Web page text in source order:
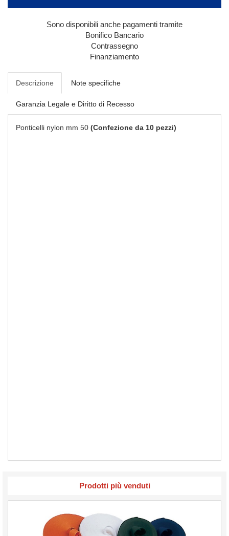
Sono disponibili anche pagamenti tramite
Bonifico Bancario
Contrassegno
Finanziamento
Descrizione Note specifiche
Garanzia Legale e Diritto di Recesso
Ponticelli nylon mm 50 (Confezione da 10 pezzi)
Prodotti più venduti